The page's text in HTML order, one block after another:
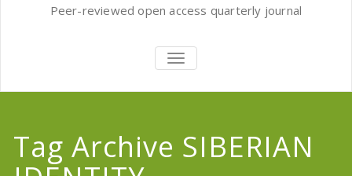
Peer-reviewed open access quarterly journal
TOGGLE
NAVIGATION
Tag Archive SIBERIAN